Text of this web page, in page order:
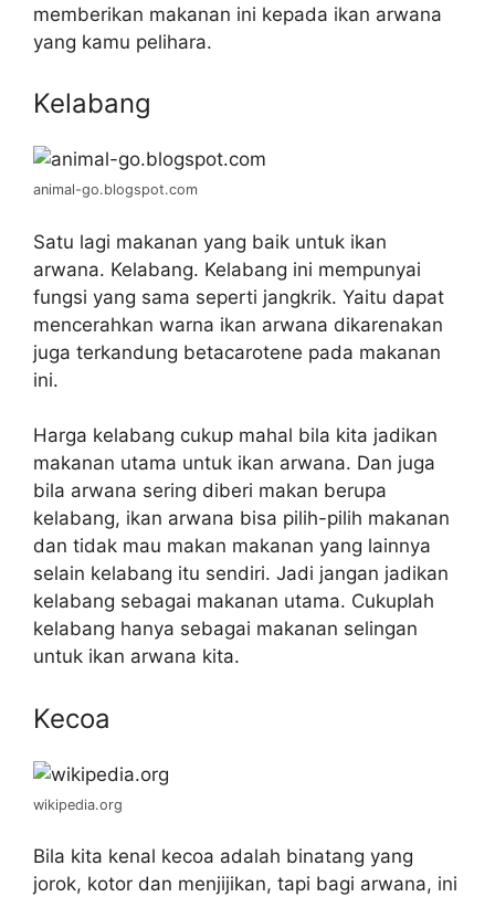
memberikan makanan ini kepada ikan arwana
yang kamu pelihara.
Kelabang
animal-go.blogspot.com
Satu lagi makanan yang baik untuk ikan
arwana. Kelabang. Kelabang ini mempunyai
fungsi yang sama seperti jangkrik. Yaitu dapat
mencerahkan warna ikan arwana dikarenakan
juga terkandung betacarotene pada makanan
ini.
Harga kelabang cukup mahal bila kita jadikan
makanan utama untuk ikan arwana. Dan juga
bila arwana sering diberi makan berupa
kelabang, ikan arwana bisa pilih-pilih makanan
dan tidak mau makan makanan yang lainnya
selain kelabang itu sendiri. Jadi jangan jadikan
kelabang sebagai makanan utama. Cukuplah
kelabang hanya sebagai makanan selingan
untuk ikan arwana kita.
Kecoa
wikipedia.org
Bila kita kenal kecoa adalah binatang yang
jorok, kotor dan menjijikan, tapi bagi arwana, ini